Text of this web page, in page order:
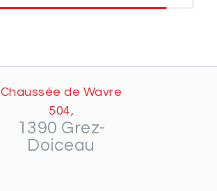
Chaussée de Wavre
504,
1390 Grez-
Doiceau